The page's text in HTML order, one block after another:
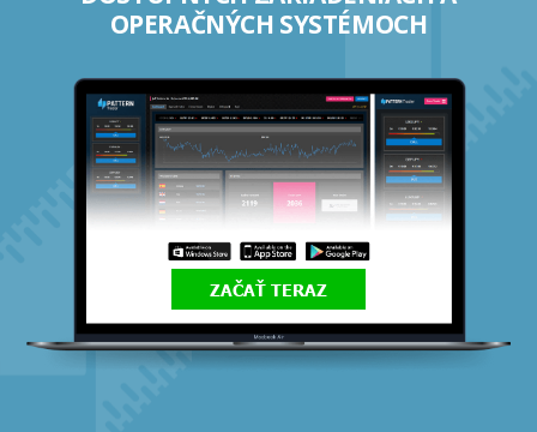
OPERAČNÝCH SYSTÉMOCH
ZAČAŤ TERAZ